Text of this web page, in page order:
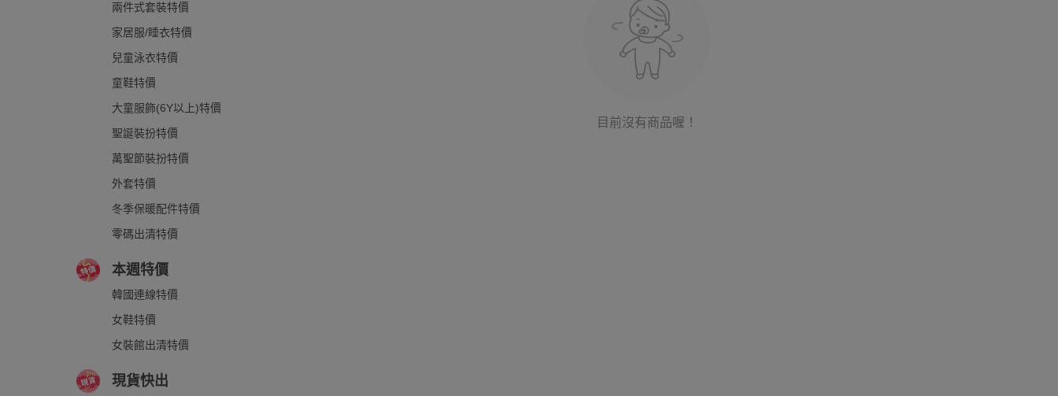
兩件式套裝特價
家居服/睡衣特價
兒童泳衣特價
童鞋特價
大童服飾(6Y以上)特價
聖誕裝扮特價
萬聖節裝扮特價
外套特價
冬季保暖配件特價
零碼出清特價
本週特價
韓國連線特價
女鞋特價
女裝館出清特價
現貨快出
目前沒有商品喔！